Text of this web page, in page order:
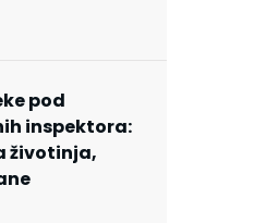
pod
inspektora:
životinja,